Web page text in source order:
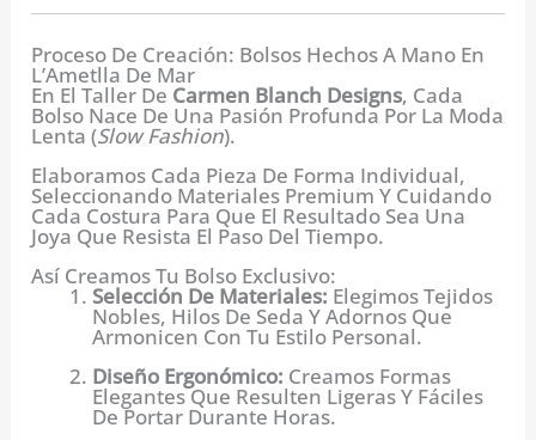
Proceso De Creación: Bolsos Hechos A Mano En
L’Ametlla De Mar
En El Taller De Carmen Blanch Designs, Cada
Bolso Nace De Una Pasión Profunda Por La Moda
Lenta (Slow Fashion).
Elaboramos Cada Pieza De Forma Individual,
Seleccionando Materiales Premium Y Cuidando
Cada Costura Para Que El Resultado Sea Una
Joya Que Resista El Paso Del Tiempo.
Así Creamos Tu Bolso Exclusivo:
Selección De Materiales: Elegimos Tejidos
Nobles, Hilos De Seda Y Adornos Que
Armonicen Con Tu Estilo Personal.
Diseño Ergonómico: Creamos Formas
Elegantes Que Resulten Ligeras Y Fáciles
De Portar Durante Horas.